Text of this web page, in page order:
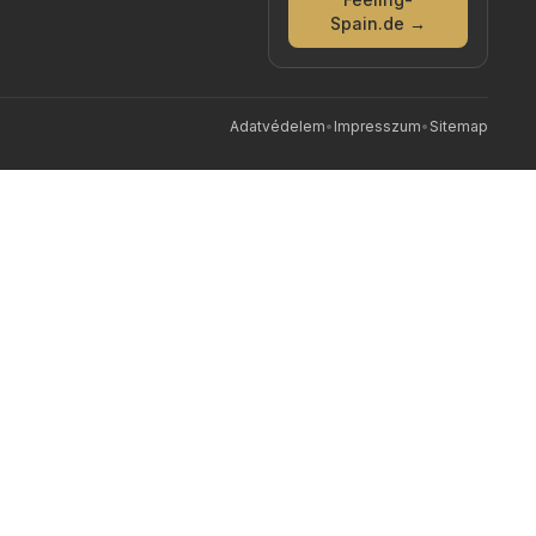
Spain.de →
Adatvédelem• Impresszum• Sitemap